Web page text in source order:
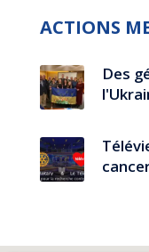
ACTIONS
Des